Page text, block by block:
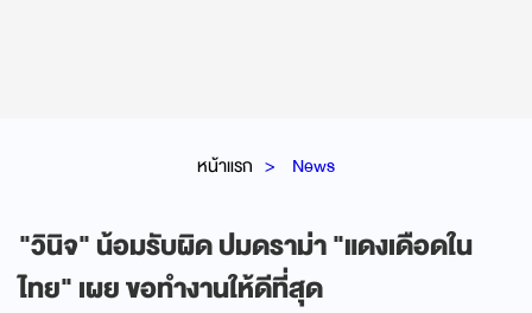
หน้าแรก News
"วินิจ" น้อมรับผิด ปมดราม่า "แดงเดือดใน
ไทย" เผย ขอทำงานให้ดีที่สุด